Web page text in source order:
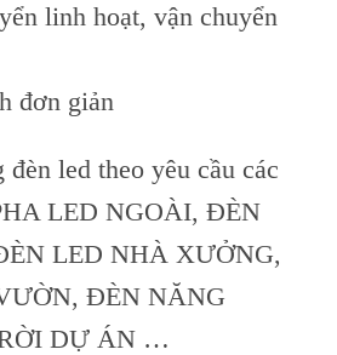
linh hoạt, vận chuyển
đơn giản
đèn led theo yêu cầu các
LED NGOÀI, ĐÈN
LED NHÀ XƯỞNG,
ĐÈN NĂNG
DỰ ÁN …